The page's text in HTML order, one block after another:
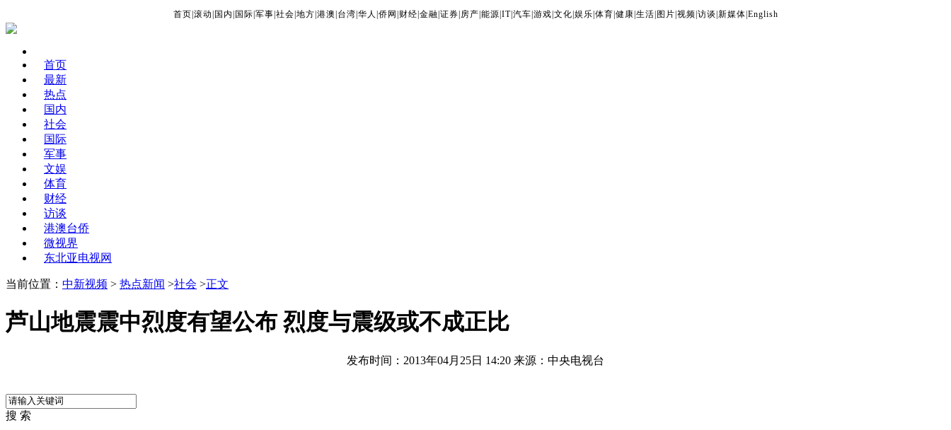
首页 滚动 国内 国际 军事 社会 地方 港澳 台湾 华人 侨网 财经 金融 证券 房产 能源 IT| 汽车 游戏 文化 娱乐 体育 健康 生活 图片 视频 访谈 新媒体 English
首页
最新
热点
国内
社会
国际
军事
文娱
体育
财经
访谈
港澳台侨
微视界
东北亚电视网
当前位置： 中新视频 > 热点新闻 >社会 >正文
芦山地震震中烈度有望公布 烈度与震级或不成正比
发布时间：2013年04月25日 14:20 来源：中央电视台
搜 索